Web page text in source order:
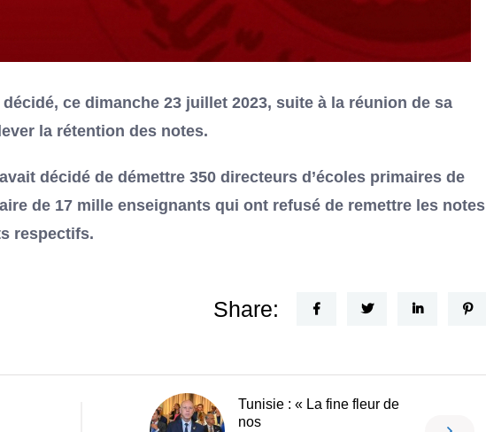
ce dimanche 23 juillet 2023, suite à la réunion de sa
la rétention des notes.
décidé de démettre 350 directeurs d’écoles primaires de
de 17 mille enseignants qui ont refusé de remettre les notes
respectifs.
Share:
Tunisie : « La fine fleur de
nos